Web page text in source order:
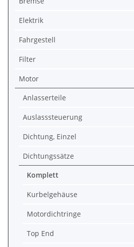
Elektrik
Fahrgestell
Filter
Motor
Anlasserteile
Auslasssteuerung
Dichtung, Einzel
Dichtungssätze
Komplett
Kurbelgehäuse
Motordichtringe
Top End